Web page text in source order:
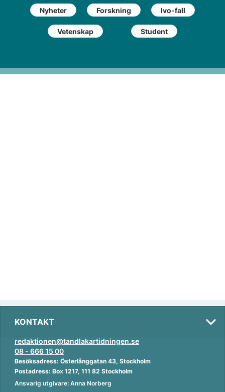
Nyheter Forskning Ivo-fall
Vetenskap Student
KONTAKT
redaktionen@tandlakartidningen.se
08 - 666 15 00
Besöksadress: Österlånggatan 43, Stockholm
Postadress: Box 1217, 111 82 Stockholm
Ansvarig utgivare: Anna Norberg